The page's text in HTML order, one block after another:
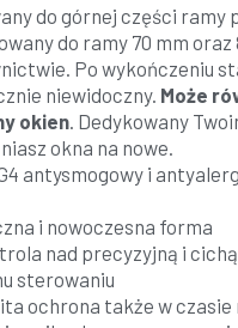
do górnej części ramy
do ramy 70 mm oraz
Po wykończeniu
niewidoczny. Może
okien. Dedykowany
okna na nowe.
antysmogowy i
i nowoczesna forma
nad precyzyjną i
sterowaniu
ochrona także w